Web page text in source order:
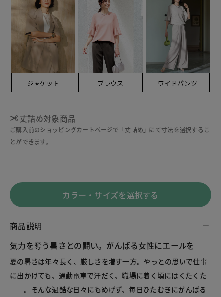
ジャケット ブラウス ワイドパンツ
丈詰め対象商品
ご購入前のショッピングカートページで「丈詰め」にて寸法を選択するこ
とができます。
カラー・サイズを選択する
商品説明
気力を奪う暑さとの闘い。がんばる女性にエールを
夏の暑さは年々長く、厳しさを増す一方。やっとの思いで仕事
に出かけても、通勤電車で汗だく、職場に着く頃にはくたくた
――。そんな過酷な日々にもめげず、毎日ひたむきにがんばる